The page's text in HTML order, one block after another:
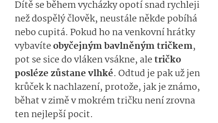
Dítě se během vycházky opotí snad rychleji
než dospělý člověk, neustále někde pobíhá
nebo cupitá. Pokud ho na venkovní hrátky
vybavíteobyčejným bavlněným tričkem,
pot se sice do vláken vsákne, aletričko
posléze zůstane vlhké. Odtud je pak už jen
krůček k nachlazení, protože, jak je známo,
běhat v zimě v mokrém tričku není zrovna
ten nejlepší pocit.